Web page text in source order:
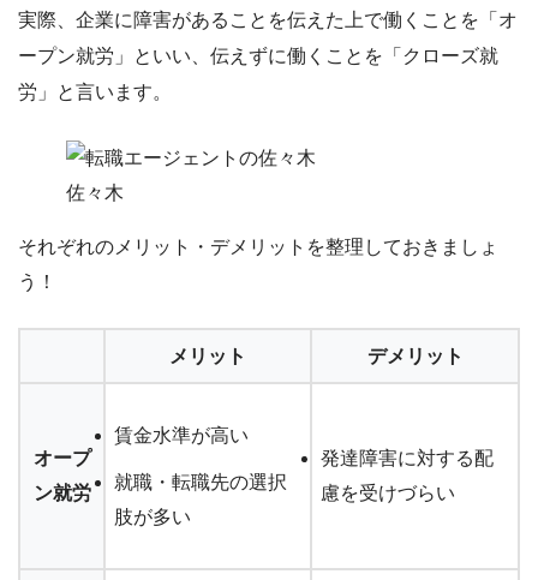
実際、企業に障害があることを伝えた上で働くことを 「オ
ープン就労」
といい、伝えずに働くことを 「クローズ就
労」
と言います。
佐々木
それぞれのメリット・デメリットを整理しておきましょ
う！
メリット デメリット
オープ
ン就労
賃金水準が高い
就職・転職先の選択
肢が多い
発達障害に対する配
慮を受けづらい